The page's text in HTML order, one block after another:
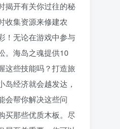
揭开有关你过往的秘
收集资源来修建农
！无论在游戏中参与
。海岛之魂提供10
这些技能吗？打造旅
经济就会越发达，
会帮你解决这些问
买那些优质木板。尽